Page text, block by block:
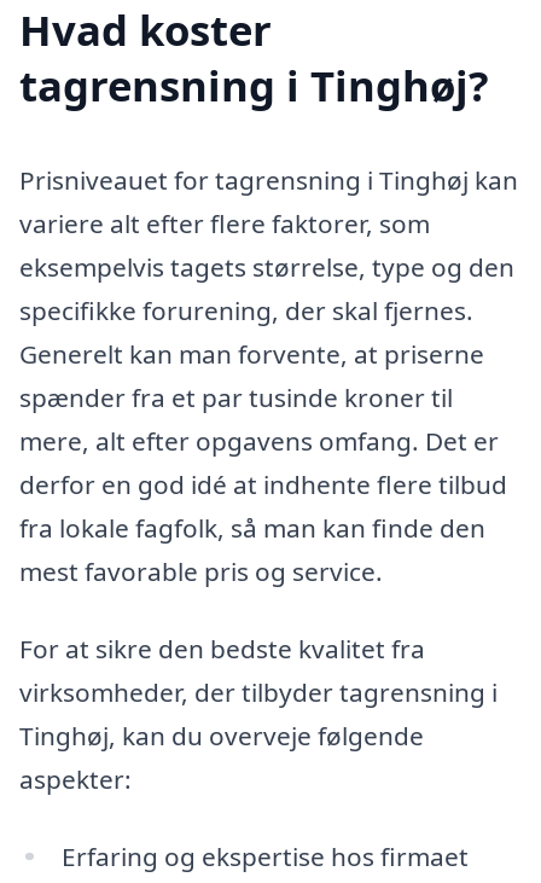
Hvad koster
tagrensning i Tinghøj?
Prisniveauet for tagrensning i Tinghøj kan
variere alt efter flere faktorer, som
eksempelvis tagets størrelse, type og den
specifikke forurening, der skal fjernes.
Generelt kan man forvente, at priserne
spænder fra et par tusinde kroner til
mere, alt efter opgavens omfang. Det er
derfor en god idé at indhente flere tilbud
fra lokale fagfolk, så man kan finde den
mest favorable pris og service.
For at sikre den bedste kvalitet fra
virksomheder, der tilbyder tagrensning i
Tinghøj, kan du overveje følgende
aspekter:
Erfaring og ekspertise hos firmaet